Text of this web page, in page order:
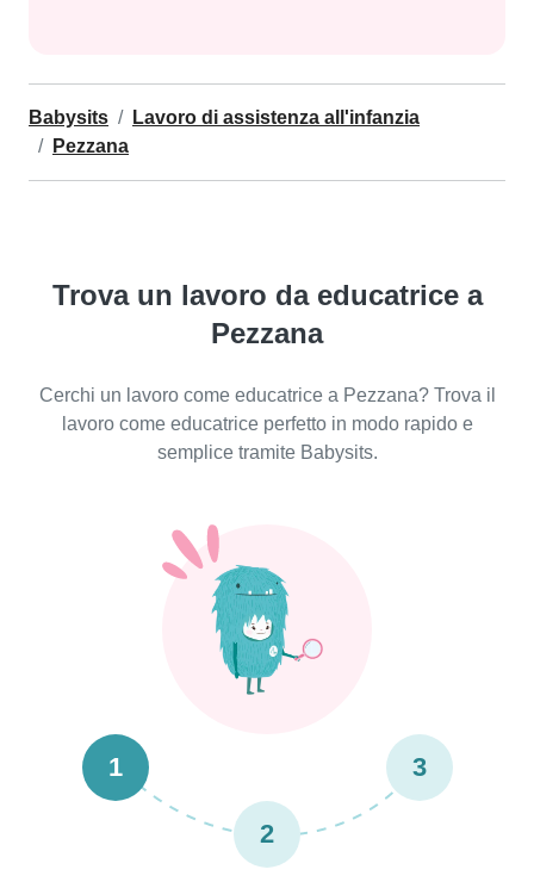
Babysits
Lavoro di assistenza all'infanzia
Pezzana
Trova un lavoro da educatrice a
Pezzana
Cerchi un lavoro come educatrice a Pezzana? Trova il
lavoro come educatrice perfetto in modo rapido e
semplice tramite Babysits.
1
2
3